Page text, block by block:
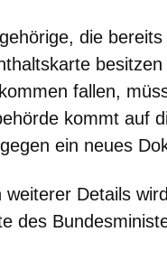
die
fallen,
kommt auf
ein neues
weiterer Details
des